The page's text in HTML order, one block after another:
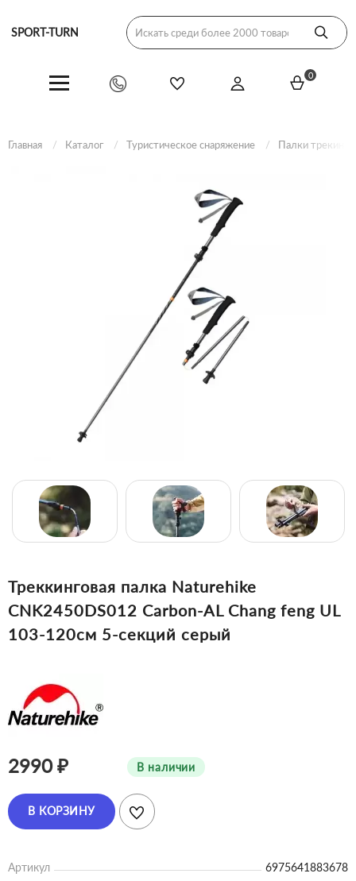
SPORT-TURN
0
Главная Каталог Туристическое снаряжение Палки
Треккинговая палка Naturehike
CNK2450DS012 Carbon-AL Chang feng UL
103-120см 5-секций серый
2990 ₽ В наличии
В КОРЗИНУ
Артикул
6975641883678